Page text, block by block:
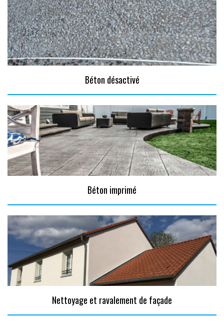
Béton désactivé
Béton imprimé
Nettoyage et ravalement de façade